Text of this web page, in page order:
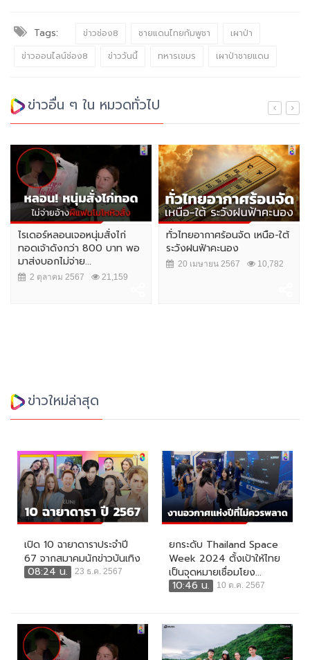
Tags: ข่าวช่อง8 ชายแดนไทยกัมพูชา
เผาป่า
ข่าวออนไลน์ช่อง8
ข่าววันนี้ ทหารเขมร เผาป่าชายแดน
ข่าวอื่น ๆ ใน หมวดทั่วไป
ไรเดอร์หลอนเจอหนุ่มสั่งไก่
ทอดเจ้าดังกว่า 800 บาท พอ
มาส่งบอกไม่จ่าย...
2 ตุลาคม 2567 21,159
ทั่วไทยอากาศร้อนจัด เหนือ-ใต้
ระวังฝนฟ้าคะนอง
20 เมษายน 2567 10,782
ข่าวใหม่ล่าสุด
เปิด 10 ฉายาดาราประจำปี
67 จากสมาคมนักข่าวบันเทิง
08:24 น.
23 ธ.ค. 2567
ยกระดับ Thailand Space
Week 2024 ตั้งเป้าให้ไทย
เป็นจุดหมายเชื่อมโยง...
10:46 น.
10 ต.ค. 2567